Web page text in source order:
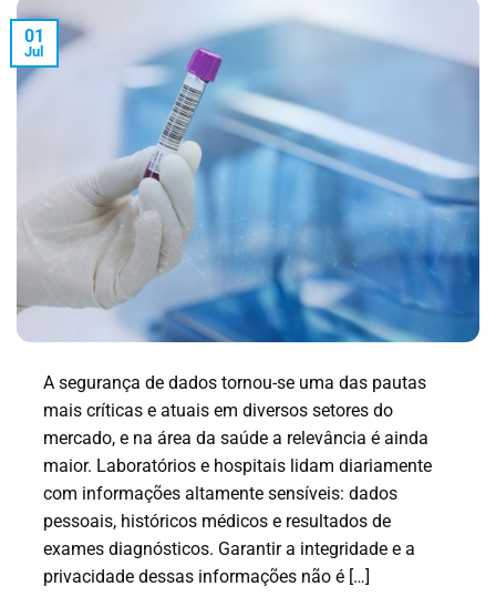
01
Jul
A segurança de dados tornou-se uma das pautas
mais críticas e atuais em diversos setores do
mercado, e na área da saúde a relevância é ainda
maior. Laboratórios e hospitais lidam diariamente
com informações altamente sensíveis: dados
pessoais, históricos médicos e resultados de
exames diagnósticos. Garantir a integridade e a
privacidade dessas informações não é […]